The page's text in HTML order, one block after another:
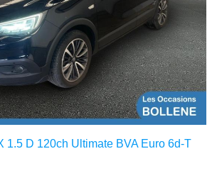
1.5 D 120ch Ultimate BVA Euro 6d-T